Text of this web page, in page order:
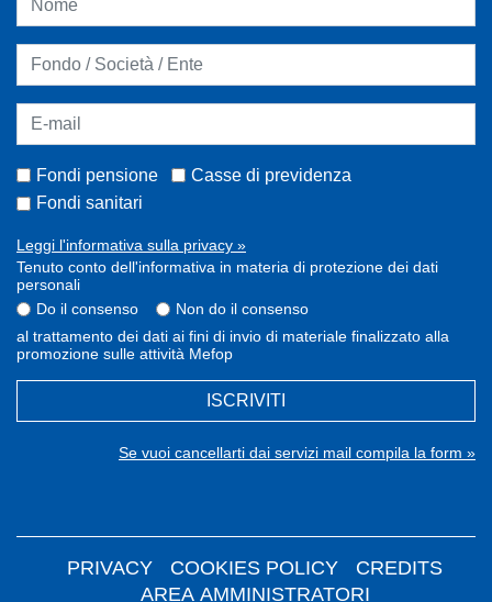
Fondi pensione
Casse di previdenza
Fondi sanitari
Leggi l'informativa sulla privacy »
Tenuto conto dell'informativa in materia di protezione dei dati
personali
Do il consenso
Non do il consenso
al trattamento dei dati ai fini di invio di materiale finalizzato alla
promozione sulle attività Mefop
ISCRIVITI
Se vuoi cancellarti dai servizi mail compila la form »
PRIVACY COOKIES POLICY
CREDITS
AREA AMMINISTRATORI